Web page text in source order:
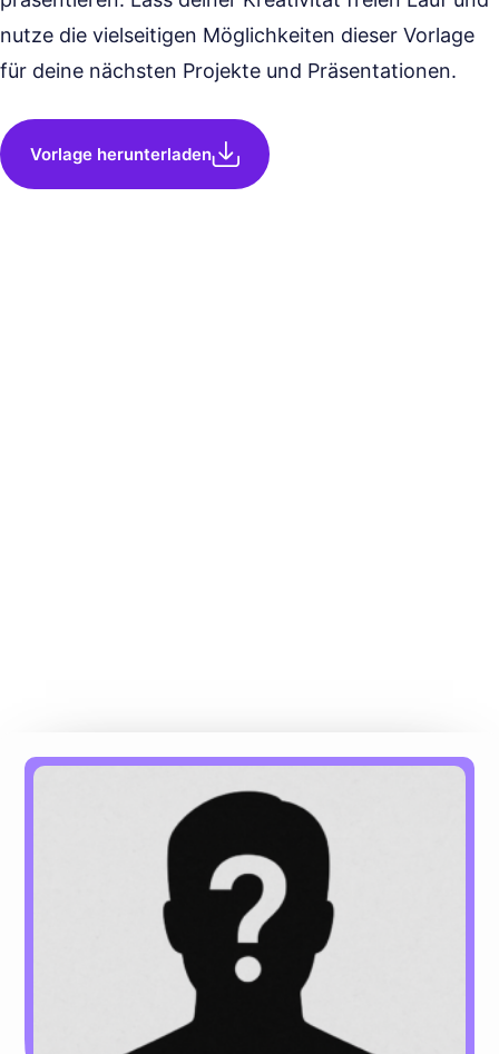
nutze die vielseitigen Möglichkeiten dieser Vorlage
für deine nächsten Projekte und Präsentationen.
Vorlage herunterladen